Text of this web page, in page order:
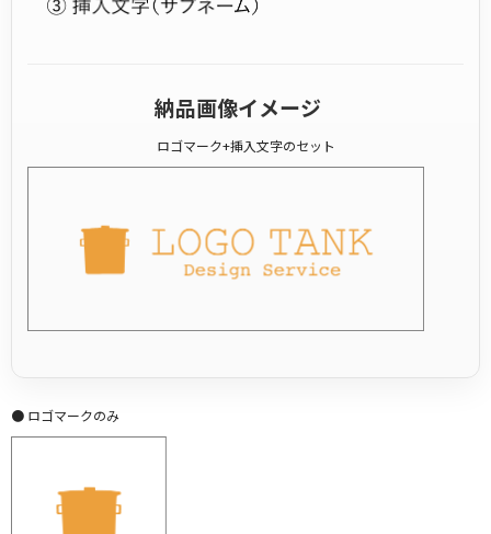
納品画像イメージ
ロゴマーク+挿入文字のセット
● ロゴマークのみ